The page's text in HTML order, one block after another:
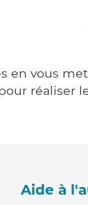
en vous
réaliser
Aide à